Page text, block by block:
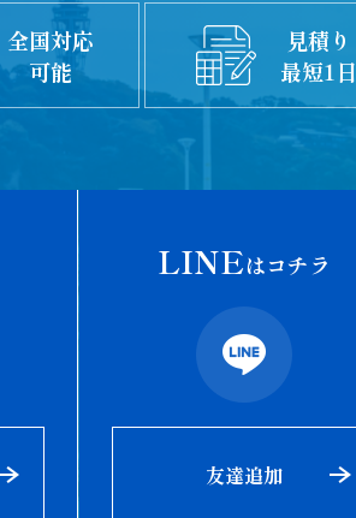
全国対応
可能
見積り
最短1日
LINEはコチラ
友達追加